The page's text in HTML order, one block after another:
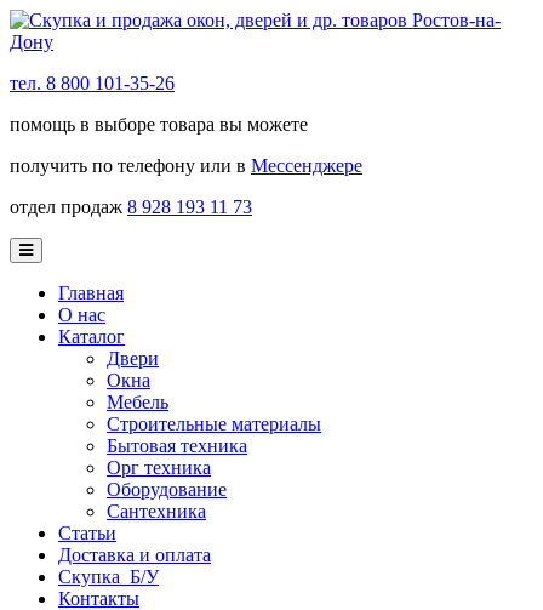
тел. 8 800 101-35-26
помощь в выборе товара вы можете
получить по телефону или в Мессенджере
отдел продаж 8 928 193 11 73
Главная
О нас
Каталог
Двери
Окна
Мебель
Строительные материалы
Бытовая техника
Орг техника
Оборудование
Сантехника
Статьи
Доставка и оплата
Скупка Б/У
Контакты